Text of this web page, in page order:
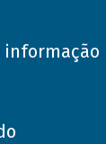
informação